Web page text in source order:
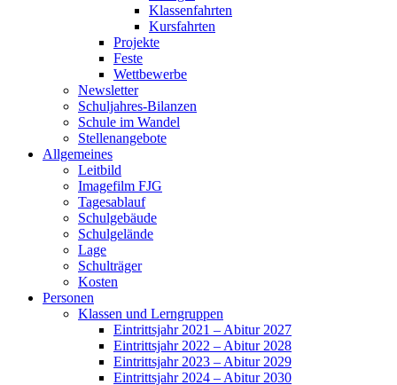
Klassenfahrten
Kursfahrten
Projekte
Feste
Wettbewerbe
Newsletter
Schuljahres-Bilanzen
Schule im Wandel
Stellenangebote
Allgemeines
Leitbild
Imagefilm FJG
Tagesablauf
Schulgebäude
Schulgelände
Lage
Schulträger
Kosten
Personen
Klassen und Lerngruppen
Eintrittsjahr 2021 – Abitur 2027
Eintrittsjahr 2022 – Abitur 2028
Eintrittsjahr 2023 – Abitur 2029
Eintrittsjahr 2024 – Abitur 2030